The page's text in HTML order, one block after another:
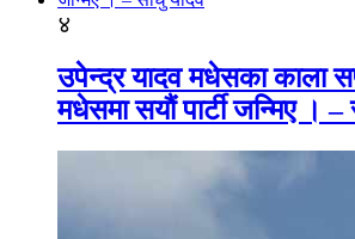
४
उपेन्द्र यादव मधेसका काला
मधेसमा सयौं पार्टी जन्मिए । –